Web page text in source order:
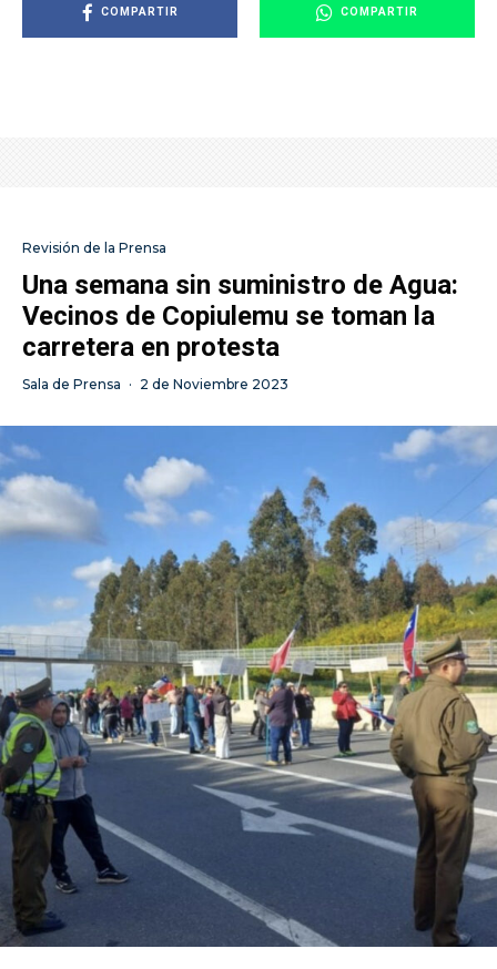
COMPARTIR COMPARTIR
Revisión de la Prensa
Una semana sin suministro de Agua:
Vecinos de Copiulemu se toman la
carretera en protesta
Sala de Prensa · 2 de Noviembre 2023